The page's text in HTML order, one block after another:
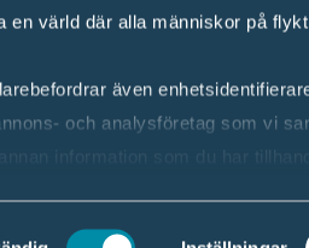
en värld där alla människor på
även
och analysföretag som vi